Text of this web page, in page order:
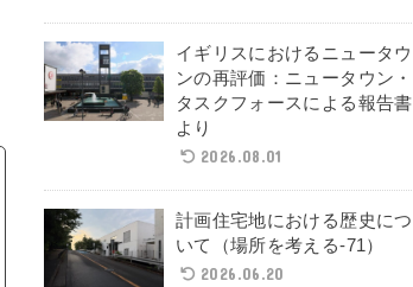
イギリスにおけるニュータウ
ンの再評価：ニュータウン・
タスクフォースによる報告書
より
2026.08.01
計画住宅地における歴史につ
いて（場所を考える-71）
2026.06.20